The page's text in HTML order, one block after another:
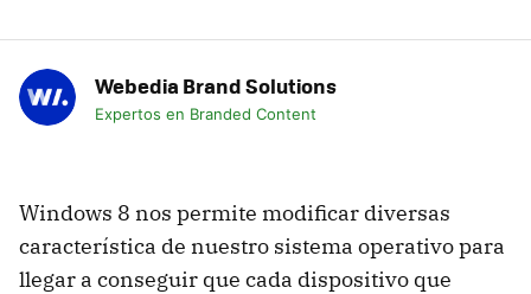
Webedia Brand Solutions
Expertos en Branded Content
Windows 8 nos permite modificar diversas
característica de nuestro sistema operativo para
llegar a conseguir que cada dispositivo que